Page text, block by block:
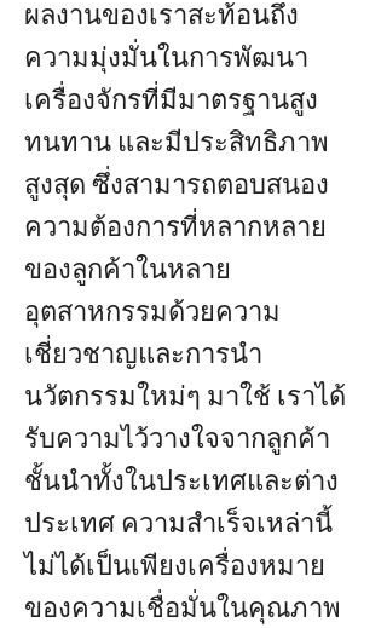
ผลงานของเราสะท้อนถึง
ความมุ่งมั่นในการพัฒนา
เครื่องจักรที่มีมาตรฐานสูง
ทนทาน และมีประสิทธิภาพ
สูงสุด ซึ่งสามารถตอบสนอง
ความต้องการที่หลากหลาย
ของลูกค้าในหลาย
อุตสาหกรรมด้วยความ
เชี่ยวชาญและการนำ
นวัตกรรมใหม่ๆ มาใช้ เราได้
รับความไว้วางใจจากลูกค้า
ชั้นนำทั้งในประเทศและต่าง
ประเทศ ความสำเร็จเหล่านี้
ไม่ได้เป็นเพียงเครื่องหมาย
ของความเชื่อมั่นในคุณภาพ